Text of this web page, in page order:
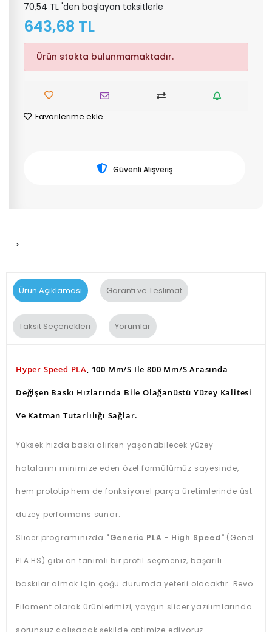
70,54 TL 'den başlayan taksitlerle
643,68 TL
Ürün stokta bulunmamaktadır.
Favorilerime ekle
Güvenli Alışveriş
>
Ürün Açıklaması Garanti ve Teslimat
Taksit Seçenekleri Yorumlar
Hyper Speed PLA, 100 Mm/s Ile 800 Mm/s Arasında
Değişen Baskı Hızlarında Bile Olağanüstü Yüzey Kalitesi
Ve Katman Tutarlılığı Sağlar.
Yüksek hızda baskı alırken yaşanabilecek yüzey
hatalarını minimize eden özel formülümüz sayesinde,
hem prototip hem de fonksiyonel parça üretimlerinde üst
düzey performans sunar.
Slicer programınızda "Generic PLA - High Speed" (Genel
PLA HS) gibi ön tanımlı bir profil seçmeniz, başarılı
baskılar almak için çoğu durumda yeterli olacaktır. Revo
Filament olarak ürünlerimizi, yaygın slicer yazılımlarında
sorunsuz çalışacak şekilde optimize ediyoruz.